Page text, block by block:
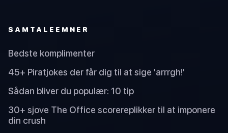
SAMTALEEMNER
Bedste komplimenter
45+ Piratjokes der får dig til at sige 'arrrgh!'
Sådan bliver du populær: 10 tip
30+ sjove The Office scorereplikker til at imponere
din crush